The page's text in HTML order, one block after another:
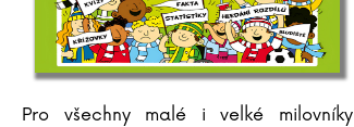
Pro všechny malé i velké milovníky